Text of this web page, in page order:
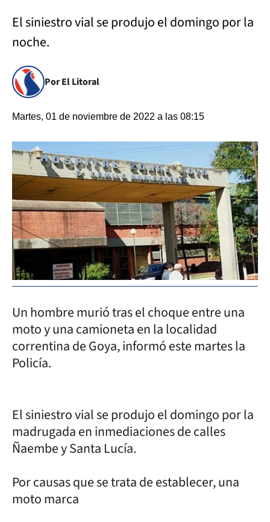
El siniestro vial se produjo el domingo por la
noche.
Por El Litoral
Martes, 01 de noviembre de 2022 a las 08:15
Un hombre murió tras el choque entre una
moto y una camioneta en la localidad
correntina de Goya, informó este martes la
Policía.
El siniestro vial se produjo el domingo por la
madrugada en inmediaciones de calles
Ñaembe y Santa Lucía.
Por causas que se trata de establecer, una
moto marca